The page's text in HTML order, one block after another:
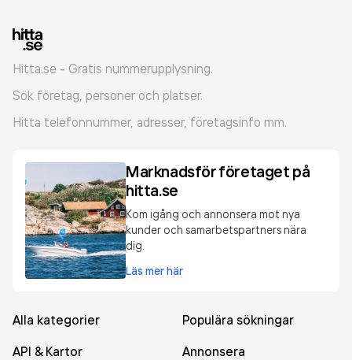
Hitta.se - Gratis nummerupplysning.
Sök företag, personer och platser.
Hitta telefonnummer, adresser, företagsinfo mm.
Marknadsför företaget på
hitta.se
Kom igång och annonsera mot nya
kunder och samarbetspartners nära
dig.
Läs mer här
Alla kategorier
Populära sökningar
API & Kartor
Annonsera